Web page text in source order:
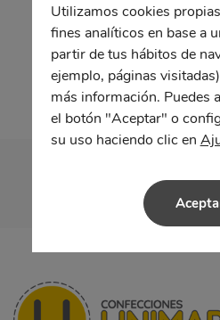
Camiseta técnica
CAMINERA
Utilizamos cookies
fines analíticos en base a
partir de tus hábitos de
ejemplo, páginas
más información. Puedes
el botón "Aceptar" o
su uso haciendo clic en